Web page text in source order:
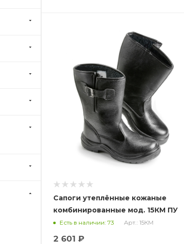
Сапоги утеплённые кожаные
комбинированные мод. 15КМ ПУ
металлический подносок, иск. мех
Есть в наличии: 73 Арт.: 15КМ
2 601 ₽